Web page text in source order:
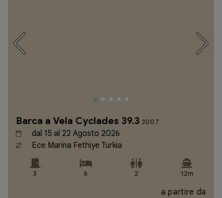
Barca a Vela Cyclades 39.3 2007
dal 15 al 22 Agosto 2026
Ece Marina Fethiye Turkia
3 6 2 12m
a partire da